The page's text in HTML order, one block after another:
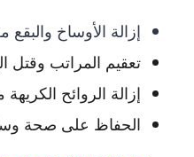
إزالة الأوساخ
تعقيم المراتب وقتل
إزالة الروائح
الحفاظ على صحة